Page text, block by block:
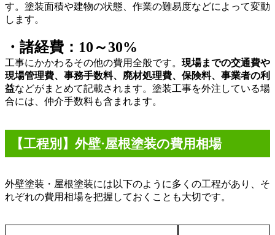
す。塗装面積や建物の状態、作業の難易度などによって変動
します。
・諸経費：10～30%
工事にかかわるその他の費用全般です。 現場までの交通費や
現場管理費、事務手数料、廃材処理費、保険料、事業者の利
益などがまとめて記載されます。塗装工事を外注している場
合には、仲介手数料も含まれます。
【工程別】外壁·屋根塗装の費用相場
外壁塗装・屋根塗装には以下のように多くの工程があり、そ
れぞれの費用相場を把握しておくことも大切です。